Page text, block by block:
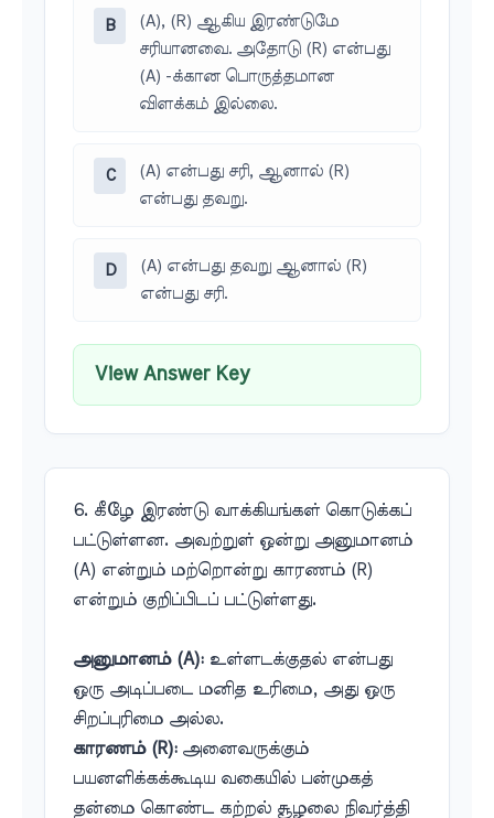
B
(A), (R) ஆகிய இரண்டுமே
சரியானவை. அதோடு (R) என்பது
(A) -க்கான பொருத்தமான
விளக்கம் இல்லை.
C
(A) என்பது சரி, ஆனால் (R)
என்பது தவறு.
D
(A) என்பது தவறு ஆனால் (R)
என்பது சரி.
View Answer Key
6. கீழே இரண்டு வாக்கியங்கள் கொடுக்கப்
பட்டுள்ளன. அவற்றுள் ஒன்று அனுமானம்
(A) என்றும் மற்றொன்று காரணம் (R)
என்றும் குறிப்பிடப் பட்டுள்ளது.
அனுமானம் (A):உள்ளடக்குதல் என்பது
ஒரு அடிப்படை மனித உரிமை, அது ஒரு
சிறப்புரிமை அல்ல.
காரணம் (R):அனைவருக்கும்
பயனளிக்கக்கூடிய வகையில் பன்முகத்
தன்மை கொண்ட கற்றல் சூழலை நிவர்த்தி